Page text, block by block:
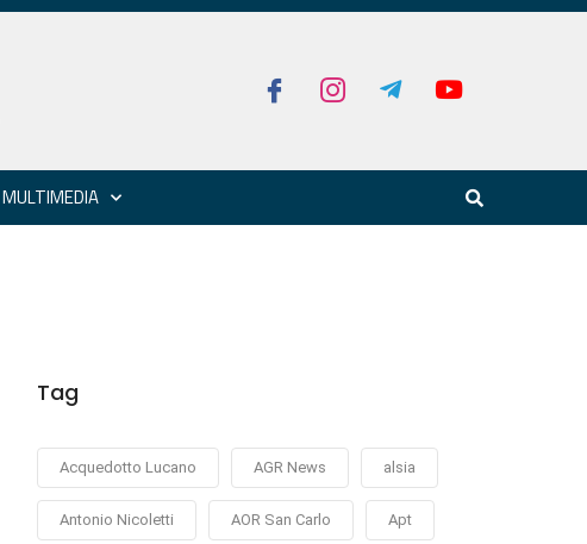
MULTIMEDIA
Tag
Acquedotto Lucano AGR News alsia
Antonio Nicoletti AOR San Carlo Apt